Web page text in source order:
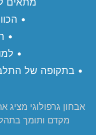
•
•
•
• בתקופה של
אבחון גרפולוגי
מקדם ותומך